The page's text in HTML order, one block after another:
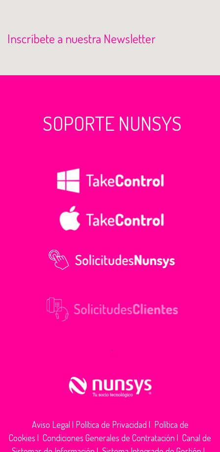
Inscríbete a nuestra Newsletter
SOPORTE NUNSYS
.
Aviso Legal | Política de Privacidad | Política de
Cookies | Condiciones Generales de Contratación | Canal de